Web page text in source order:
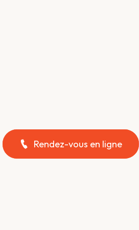
Rendez-vous en ligne